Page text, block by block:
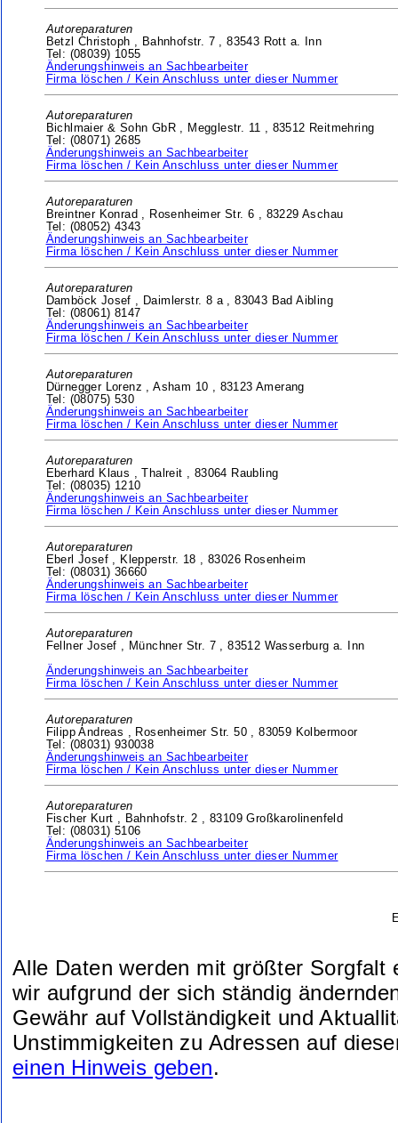
Autoreparaturen
Betzl Christoph , Bahnhofstr. 7 ,83543 Rott a. Inn
Tel: (08039) 1055
Änderungshinweis an Sachbearbeiter
Firma löschen / Kein Anschluss unter dieser Nummer
Autoreparaturen
Bichlmaier & Sohn GbR , Megglestr. 11 , 83512 Reitmehring
Tel: (08071) 2685
Änderungshinweis an Sachbearbeiter
Firma löschen / Kein Anschluss unter dieser Nummer
Autoreparaturen
Breintner Konrad , Rosenheimer Str. 6 , 83229 Aschau
Tel: (08052) 4343
Änderungshinweis an Sachbearbeiter
Firma löschen / Kein Anschluss unter dieser Nummer
Autoreparaturen
Damböck Josef , Daimlerstr. 8 a ,83043 Bad Aibling
Tel: (08061) 8147
Änderungshinweis an Sachbearbeiter
Firma löschen / Kein Anschluss unter dieser Nummer
Autoreparaturen
Dürnegger Lorenz ,Asham 10 , 83123 Amerang
Tel: (08075) 530
Änderungshinweis an Sachbearbeiter
Firma löschen / Kein Anschluss unter dieser Nummer
Autoreparaturen
Eberhard Klaus ,
Thalreit , 83064 Raubling
Tel: (08035) 1210
Änderungshinweis an Sachbearbeiter
Firma löschen / Kein Anschluss unter dieser Nummer
Autoreparaturen
Eberl Josef , Klepperstr. 18 , 83026 Rosenheim
Tel: (08031) 36660
Änderungshinweis an Sachbearbeiter
Firma löschen / Kein Anschluss unter dieser Nummer
Autoreparaturen
Fellner Josef , Münchner Str. 7 ,83512 Wasserburg a. Inn
Änderungshinweis an Sachbearbeiter
Firma löschen / Kein Anschluss unter dieser Nummer
Autoreparaturen
Filipp Andreas , Rosenheimer Str. 50 ,83059 Kolbermoor
Tel: (08031) 930038
Änderungshinweis an Sachbearbeiter
Firma löschen / Kein Anschluss unter dieser Nummer
Autoreparaturen
Fischer Kurt , Bahnhofstr. 2 , 83109 Großkarolinenfeld
Tel: (08031) 5106
Änderungshinweis an Sachbearbeiter
Firma löschen / Kein Anschluss unter dieser Nummer
Alle Daten werden mit größter Sorgfalt
wir aufgrund der sich ständig
Gewähr auf Vollständigkeit und
Unstimmigkeiten zu Adressen auf
einen Hinweis geben.